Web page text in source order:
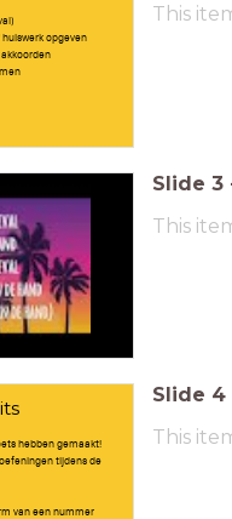
opgeven
This
Slide 3
This
hebben gemaakt!
tijdens de
van een nummer
Slide 4
This